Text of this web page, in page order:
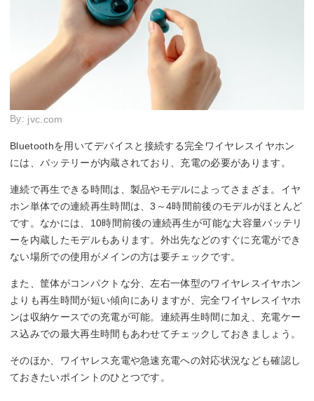
By: jvc.com
Bluetoothを用いてデバイスと接続する完全ワイヤレスイヤホン
には、バッテリーが内蔵されており、充電の必要があります。
連続で再生できる時間は、製品やモデルによってさまざま。イヤ
ホン単体での連続再生時間は、3～4時間前後のモデルがほとんど
です。なかには、10時間前後の連続再生が可能な大容量バッテリ
ーを内蔵したモデルもあります。外出先などのすぐに充電ができ
ない場所での使用がメインの方は要チェックです。
また、筐体がコンパクトな分、左右一体型のワイヤレスイヤホン
よりも再生時間が短い傾向にありますが、完全ワイヤレスイヤホ
ンは収納ケースでの充電が可能。連続再生時間に加え、充電ケー
ス込みでの最大再生時間もあわせてチェックしておきましょう。
そのほか、ワイヤレス充電や急速充電への対応状況なども確認し
ておきたいポイントのひとつです。